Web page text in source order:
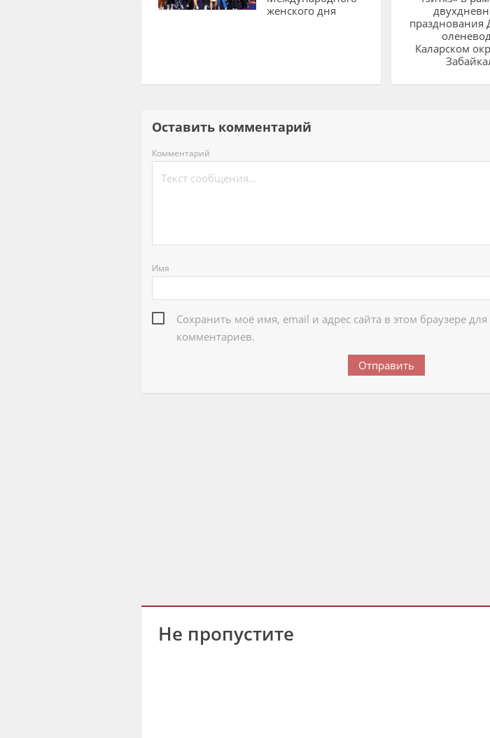
женского дня
празднования
Каларском
Оставить комментарий
Комментарий
Имя
Сохранить моё имя, email и адрес сайта в этом браузере
комментариев.
Не пропустите